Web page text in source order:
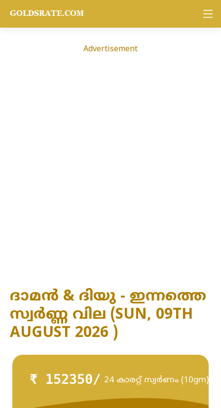
Advertisement
ദാമൻ & ദിയു - ഇന്നത്തെ
സ്വർണ്ണ വില (SUN, 09TH
AUGUST 2026 )
₹ 152350/ 24 കാരറ്റ് സ്വർണം (10gm)